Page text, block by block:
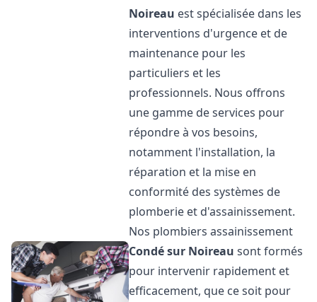
Noireau est spécialisée dans les
interventions d'urgence et de
maintenance pour les
particuliers et les
professionnels. Nous offrons
une gamme de services pour
répondre à vos besoins,
notamment l'installation, la
réparation et la mise en
conformité des systèmes de
plomberie et d'assainissement.
Nos plombiers assainissement
Condé sur Noireau sont formés
pour intervenir rapidement et
efficacement, que ce soit pour